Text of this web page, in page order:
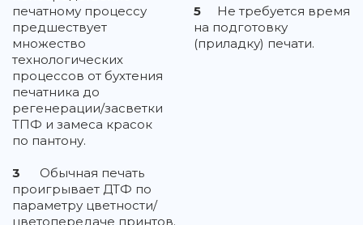
печатному процессу
предшествует
множество
технологических
процессов от бухтения
печатника до
регенерации/засветки
ТПФ и замеса красок
по пантону.
3
Обычная печать
проигрывает ДТФ по
параметру цветности/
цветопередаче принтов.
5
Не требуется время
на подготовку
(приладку) печати.